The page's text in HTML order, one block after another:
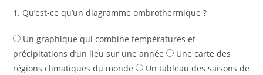
1. Qu’est-ce qu’un diagramme ombrothermique ?
Un graphique qui combine températures et
précipitations d’un lieu sur une année
Une carte des
régions climatiques du monde
Un tableau des saisons de